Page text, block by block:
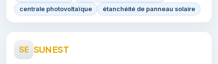
centrale photovoltaïque
étanchéité de panneau solaire
SE SUN EST